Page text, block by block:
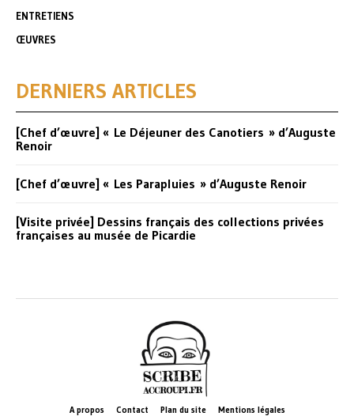
ENTRETIENS
ŒUVRES
DERNIERS ARTICLES
[Chef d’œuvre] « Le Déjeuner des Canotiers » d’Auguste
Renoir
[Chef d’œuvre] « Les Parapluies » d’Auguste Renoir
[Visite privée] Dessins français des collections privées
françaises au musée de Picardie
A propos Contact Plan du site Mentions légales